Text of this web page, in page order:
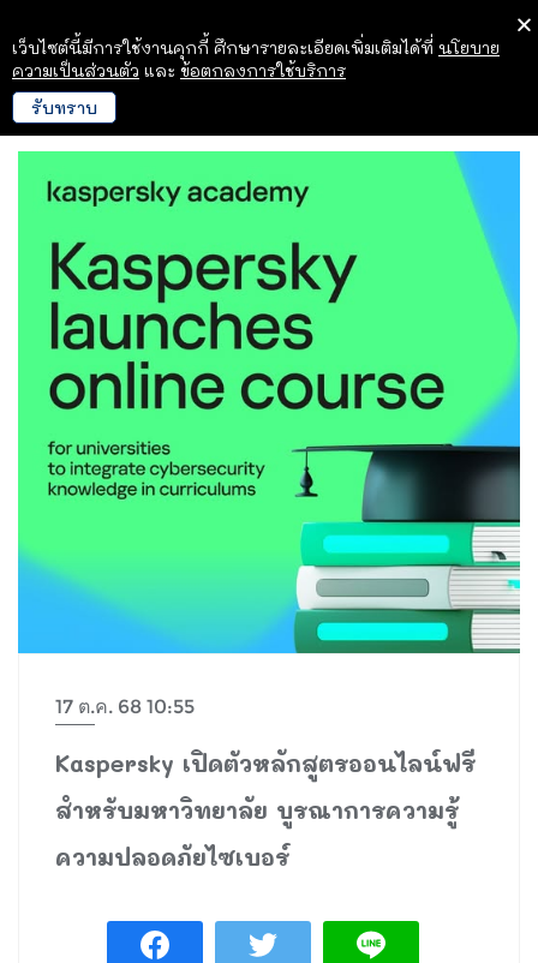
17 ต.ค. 68 10:55
Kaspersky เปิดตัวหลักสูตรออนไลน์ฟรี
สำหรับมหาวิทยาลัย บูรณาการความรู้
ความปลอดภัยไซเบอร์
เว็บไซต์นี้มีการใช้งานคุกกี้ ศึกษารายละเอียดเพิ่มเติมได้ที่ นโยบาย
ความเป็นส่วนตัว และ ข้อตกลงการใช้บริการ
รับทราบ